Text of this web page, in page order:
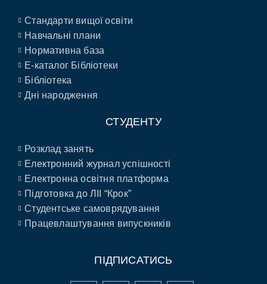
Стандарти вищої освіти
Навчальні плани
Нормативна база
E-каталог Бібліотеки
Бібліотека
Дні народження
СТУДЕНТУ
Розклад занять
Електронний журнал успішності
Електронна освітня платформа
Підготовка до ЛІІ “Крок”
Студентське самоврядування
Працевлаштування випускників
ПІДПИСАТИСЬ